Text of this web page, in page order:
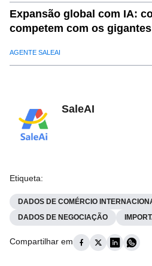
Expansão global com IA:
competem com os gigantes
AGENTE SALEAI
SaleAI
Etiqueta:
DADOS DE COMÉRCIO
DADOS DE NEGOCIAÇÃO
Compartilhar em